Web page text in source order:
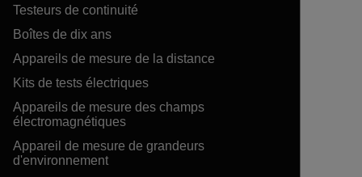
Testeurs de continuité
Boîtes de dix ans
Appareils de mesure de la distance
Kits de tests électriques
Appareils de mesure des champs
électromagnétiques
Appareil de mesure de grandeurs
d'environnement